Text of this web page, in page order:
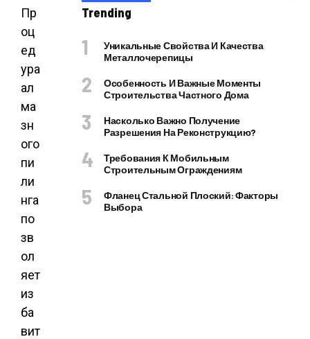
Пр
оц
ед
ура
ал
ма
зн
ого
пи
ли
нга
по
зв
ол
яет
из
ба
вит
Trending
Уникальные Свойства И Качества
Металлочерепицы
Особенность И Важные Моменты
Строительства Частного Дома
Насколько Важно Получение
Разрешения На Реконструкцию?
Требования К Мобильным
Строительным Ограждениям
Фланец Стальной Плоский: Факторы
Выбора